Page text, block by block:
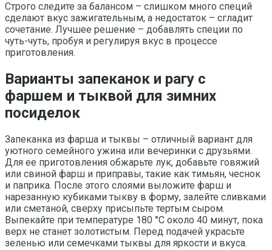
Строго следите за балансом – слишком много специй
сделают вкус зажигательным, а недостаток – сгладит
сочетание. Лучшее решение – добавлять специи по
чуть-чуть, пробуя и регулируя вкус в процессе
приготовления.
Варианты запеканок и рагу с
фаршем и тыквой для зимних
посиделок
Запеканка из фарша и тыквы – отличный вариант для
уютного семейного ужина или вечеринки с друзьями.
Для ее приготовления обжарьте лук, добавьте говяжий
или свиной фарш и приправы, такие как тимьян, чеснок
и паприка. После этого слоями выложите фарш и
нарезанную кубиками тыкву в форму, залейте сливками
или сметаной, сверху присыпьте тертым сыром.
Выпекайте при температуре 180 °C около 40 минут, пока
верх не станет золотистым. Перед подачей украсьте
зеленью или семечками тыквы для яркости и вкуса.